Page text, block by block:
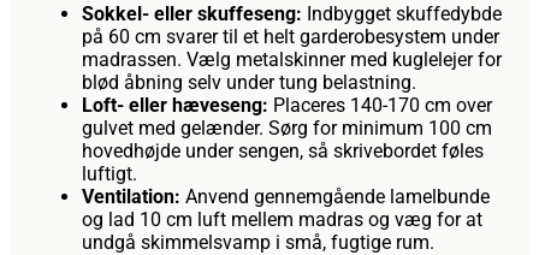
Sokkel- eller skuffeseng: Indbygget skuffedybde
på 60 cm svarer til et helt garderobesystem under
madrassen. Vælg metalskinner med kuglelejer for
blød åbning selv under tung belastning.
Loft- eller hæveseng: Placeres 140-170 cm over
gulvet med gelænder. Sørg for minimum 100 cm
hovedhøjde under sengen, så skrivebordet føles
luftigt.
Ventilation: Anvend gennemgående lamelbunde
og lad 10 cm luft mellem madras og væg for at
undgå skimmelsvamp i små, fugtige rum.